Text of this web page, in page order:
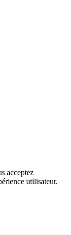
acceptez
utilisateur.